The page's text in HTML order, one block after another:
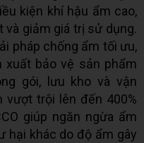
kiện khí hậu ẩm cao,
và giảm giá trị sử dụng.
pháp chống ẩm tối ưu,
xuất bảo vệ sản phẩm
gói, lưu kho và vận
vượt trội lên đến 400%
giúp ngăn ngừa ẩm
hại khác do độ ẩm gây